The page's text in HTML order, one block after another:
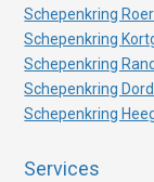
Schepenkring
Schepenkring
Schepenkring
Schepenkring
Schepenkring
Services